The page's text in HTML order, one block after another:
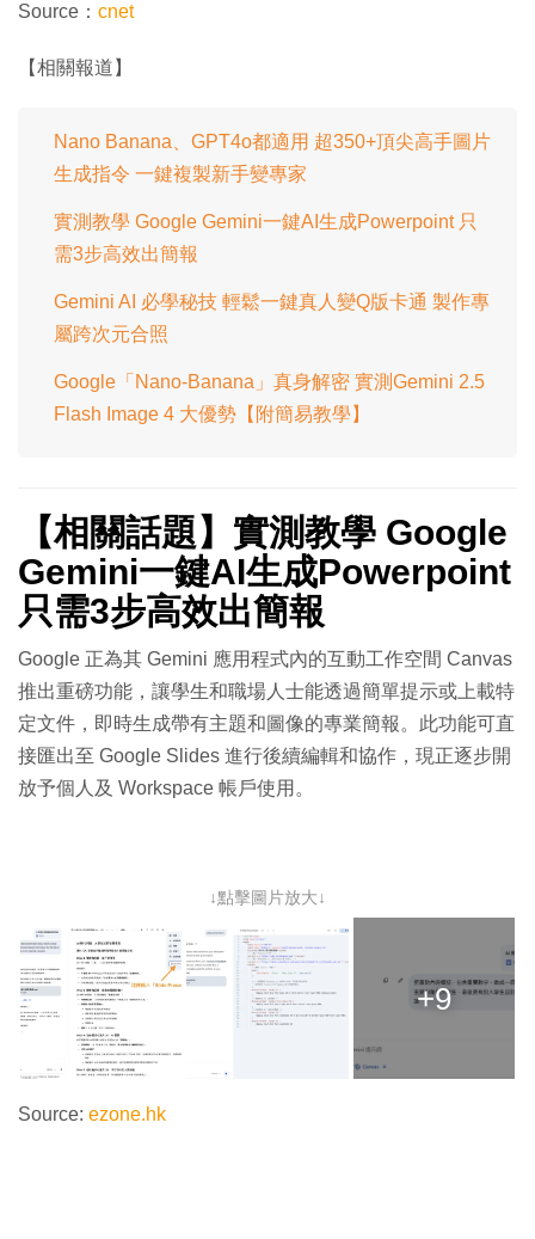
Source： cnet
【相關報道】
Nano Banana、GPT4o都適用 超350+頂尖高手圖片
生成指令 一鍵複製新手變專家
實測教學 Google Gemini一鍵AI生成Powerpoint 只
需3步高效出簡報
Gemini AI 必學秘技 輕鬆一鍵真人變Q版卡通 製作專
屬跨次元合照
Google「Nano-Banana」真身解密 實測Gemini 2.5
Flash Image 4 大優勢【附簡易教學】
【相關話題】實測教學 Google
Gemini一鍵AI生成Powerpoint
只需3步高效出簡報
Google 正為其 Gemini 應用程式內的互動工作空間 Canvas
推出重磅功能，讓學生和職場人士能透過簡單提示或上載特
定文件，即時生成帶有主題和圖像的專業簡報。此功能可直
接匯出至 Google Slides 進行後續編輯和協作，現正逐步開
放予個人及 Workspace 帳戶使用。
↓點擊圖片放大↓
+9
Source: ezone.hk